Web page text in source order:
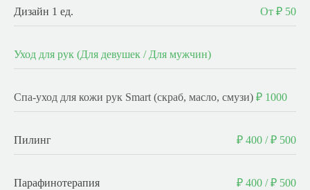
Дизайн 1 ед. От ₽ 50
Уход для рук (Для девушек / Для мужчин)
Спа-уход для кожи рук Smart (скраб, масло, смузи) ₽ 1000
Пилинг ₽ 400 / ₽ 500
Парафинотерапия ₽ 400 / ₽ 500